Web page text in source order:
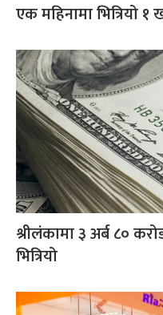
एक महिनामा भित्रियो १
श्रीलंकामा ३ अर्ब ८०
भित्रियो